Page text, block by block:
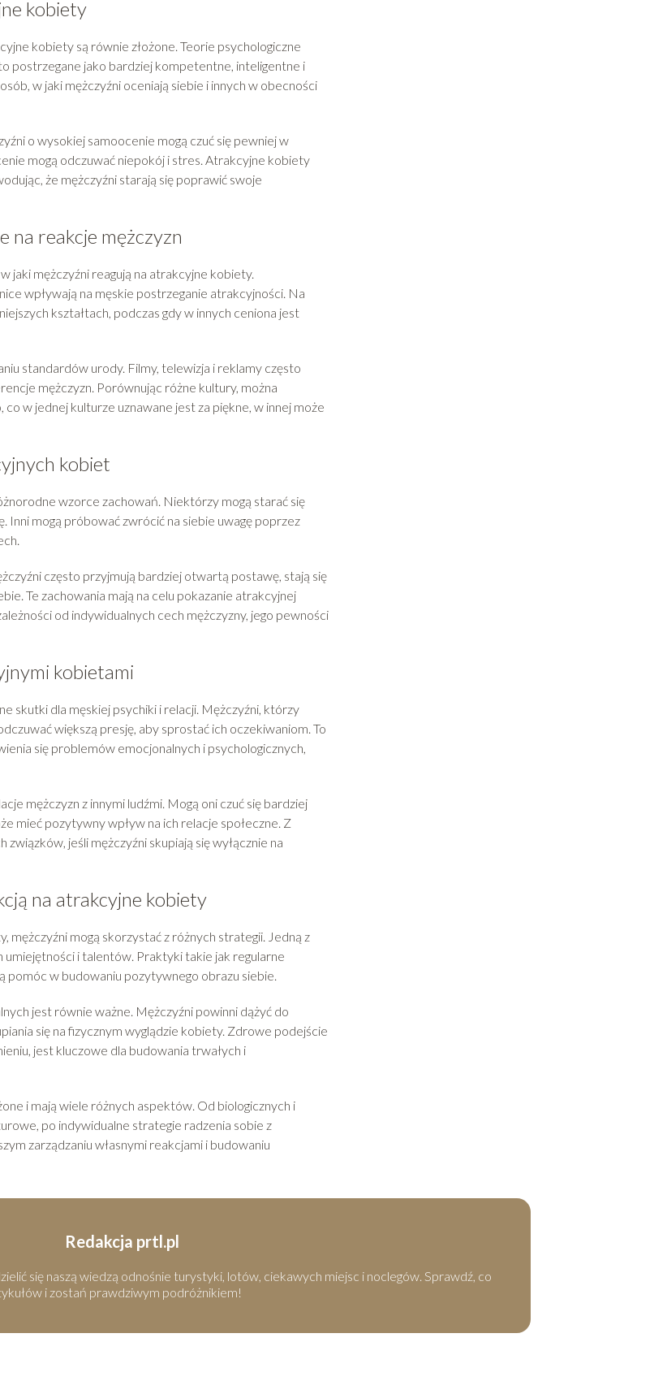
kobiety
kobiety są równie złożone. Teorie psychologiczne
postrzegane jako bardziej kompetentne, inteligentne i
w jaki mężczyźni oceniają siebie i innych w obecności
o wysokiej samoocenie mogą czuć się pewniej w
mogą odczuwać niepokój i stres. Atrakcyjne kobiety
że mężczyźni starają się poprawić swoje
na reakcje mężczyzn
jaki mężczyźni reagują na atrakcyjne kobiety.
wpływają na męskie postrzeganie atrakcyjności. Na
kształtach, podczas gdy w innych ceniona jest
standardów urody. Filmy, telewizja i reklamy często
mężczyzn. Porównując różne kultury, można
w jednej kulturze uznawane jest za piękne, w innej może
kobiet
wzorce zachowań. Niektórzy mogą starać się
Inni mogą próbować zwrócić na siebie uwagę poprzez
często przyjmują bardziej otwartą postawę, stają się
Te zachowania mają na celu pokazanie atrakcyjnej
od indywidualnych cech mężczyzny, jego pewności
kobietami
skutki dla męskiej psychiki i relacji. Mężczyźni, którzy
większą presję, aby sprostać ich oczekiwaniom. To
się problemów emocjonalnych i psychologicznych,
mężczyzn z innymi ludźmi. Mogą oni czuć się bardziej
mieć pozytywny wpływ na ich relacje społeczne. Z
jeśli mężczyźni skupiają się wyłącznie na
na atrakcyjne kobiety
mogą skorzystać z różnych strategii. Jedną z
i talentów. Praktyki takie jak regularne
w budowaniu pozytywnego obrazu siebie.
jest równie ważne. Mężczyźni powinni dążyć do
się na fizycznym wyglądzie kobiety. Zdrowe podejście
jest kluczowe dla budowania trwałych i
i mają wiele różnych aspektów. Od biologicznych i
po indywidualne strategie radzenia sobie z
zarządzaniu własnymi reakcjami i budowaniu
Redakcja prtl.pl
się naszą wiedzą odnośnie turystyki, lotów, ciekawych miejsc i noclegów. Sprawdź, co
i zostań prawdziwym podróżnikiem!